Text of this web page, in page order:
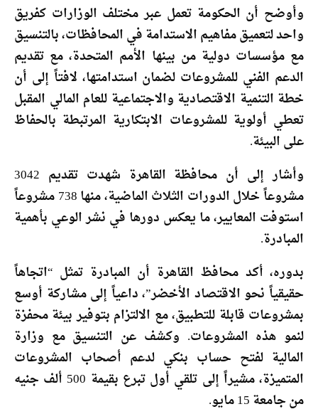
وأوضح أن الحكومة تعمل عبر مختلف الوزارات كفريق
واحد لتعميق مفاهيم الاستدامة في المحافظات، بالتنسيق
مع مؤسسات دولية من بينها الأمم المتحدة، مع تقديم
الدعم الفني للمشروعات لضمان استدامتها، لافتاً إلى أن
خطة التنمية الاقتصادية والاجتماعية للعام المالي المقبل
تعطي أولوية للمشروعات الابتكارية المرتبطة بالحفاظ
على البيئة.
وأشار إلى أن محافظة القاهرة شهدت تقديم 3042
مشروعاً خلال الدورات الثلاث الماضية، منها 738 مشروعاً
استوفت المعايير، ما يعكس دورها في نشر الوعي بأهمية
المبادرة.
بدوره، أكد محافظ القاهرة أن المبادرة تمثل “اتجاهاً
حقيقياً نحو الاقتصاد الأخضر”، داعياً إلى مشاركة أوسع
بمشروعات قابلة للتطبيق، مع الالتزام بتوفير بيئة محفزة
لنمو هذه المشروعات. وكشف عن التنسيق مع وزارة
المالية لفتح حساب بنكي لدعم أصحاب المشروعات
المتميزة، مشيراً إلى تلقي أول تبرع بقيمة 500 ألف جنيه
من جامعة 15 مايو.